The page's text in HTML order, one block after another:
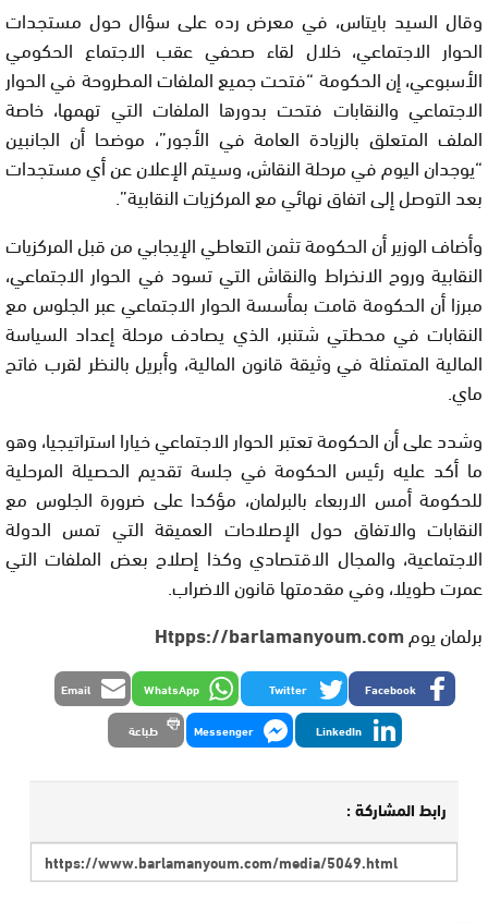
وقال السيد بايتاس، في معرض رده على سؤال حول مستجدات
الحوار الاجتماعي، خلال لقاء صحفي عقب الاجتماع الحكومي
الأسبوعي، إن الحكومة “فتحت جميع الملفات المطروحة في الحوار
الاجتماعي والنقابات فتحت بدورها الملفات التي تهمها، خاصة
الملف المتعلق بالزيادة العامة في الأجور”، موضحا أن الجانبين
“يوجدان اليوم في مرحلة النقاش، وسيتم الإعلان عن أي مستجدات
بعد التوصل إلى اتفاق نهائي مع المركزيات النقابية”.
وأضاف الوزير أن الحكومة تثمن التعاطي الإيجابي من قبل المركزيات
النقابية وروح الانخراط والنقاش التي تسود في الحوار الاجتماعي،
مبرزا أن الحكومة قامت بمأسسة الحوار الاجتماعي عبر الجلوس مع
النقابات في محطتي شتنبر، الذي يصادف مرحلة إعداد السياسة
المالية المتمثلة في وثيقة قانون المالية، وأبريل بالنظر لقرب فاتح
ماي.
وشدد على أن الحكومة تعتبر الحوار الاجتماعي خيارا استراتيجيا، وهو
ما أكد عليه رئيس الحكومة في جلسة تقديم الحصيلة المرحلية
للحكومة أمس الاربعاء بالبرلمان، مؤكدا على ضرورة الجلوس مع
النقابات والاتفاق حول الإصلاحات العميقة التي تمس الدولة
الاجتماعية، والمجال الاقتصادي وكذا إصلاح بعض الملفات التي
عمرت طويلا، وفي مقدمتها قانون الاضراب.
برلمان يومHtpps://barlamanyoum.com
Facebook
Twitter
WhatsApp
Email
LinkedIn
Messenger طباعة
رابط المشاركة :